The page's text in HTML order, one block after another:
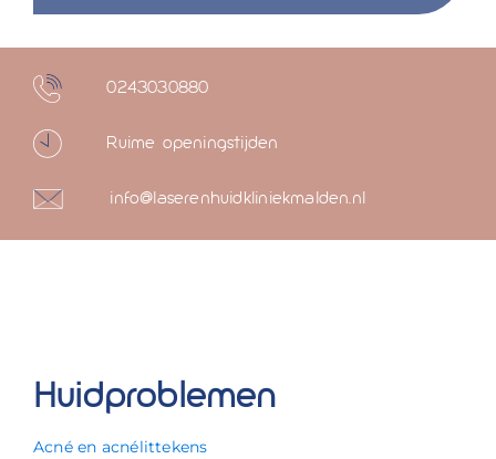
0243030880
Ruime openingstijden
info@laserenhuidkliniekmalden.nl
Huidproblemen
Acné en acnélittekens